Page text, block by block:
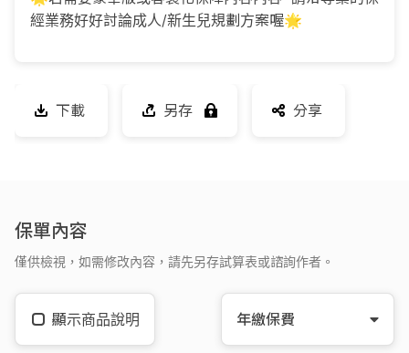
經業務好好討論成人/新生兒規劃方案喔🌟
下載 另存 分享
保單內容
僅供檢視，如需修改內容，請先另存試算表或諮詢作者。
顯示商品說明 年繳保費